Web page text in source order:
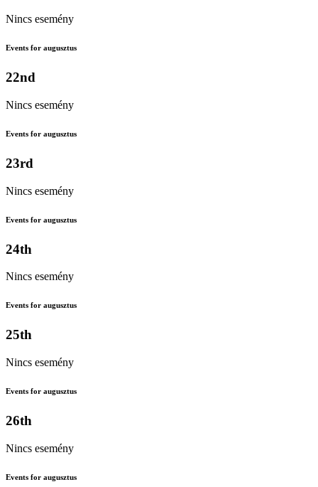
Nincs esemény
Events for augusztus
22nd
Nincs esemény
Events for augusztus
23rd
Nincs esemény
Events for augusztus
24th
Nincs esemény
Events for augusztus
25th
Nincs esemény
Events for augusztus
26th
Nincs esemény
Events for augusztus